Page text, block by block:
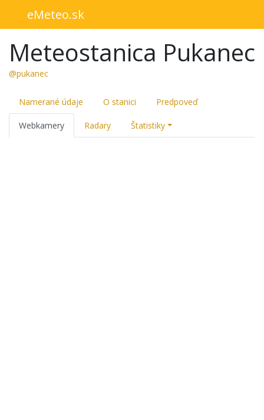
eMeteo.sk
Meteostanica Pukanec
@pukanec
Namerané údaje O stanici Predpoveď
Webkamery Radary Štatistiky